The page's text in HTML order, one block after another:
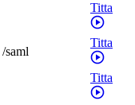
Titta
/saml
Titta
Titta